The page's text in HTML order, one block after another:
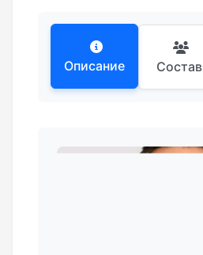
Описание Состав